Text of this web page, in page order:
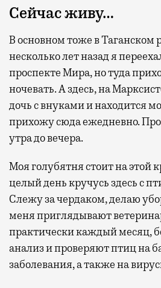
Сейчас живу…
В основном тоже в Таганском
несколько лет назад я
проспекте Мира, но туда
ночевать. А здесь, на
дочь с внуками и находится
прихожу сюда ежедневно.
утра до вечера.
Моя голубятня стоит на этой
целый день кручусь здесь с
Слежу за чердаком, делаю
меня приглядывают
практически каждый месяц,
анализ и проверяют птиц на
заболевания, а также на